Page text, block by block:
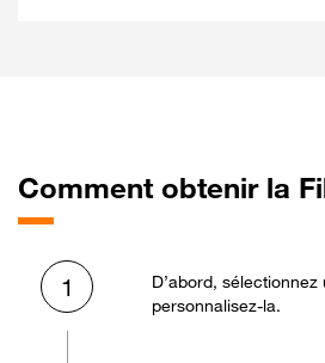
Comment obtenir la
1
D’abord,
personnalisez-la.